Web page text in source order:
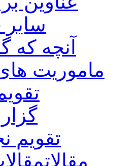
سایر
آنچه
ماموریت
تقویم
مقالات